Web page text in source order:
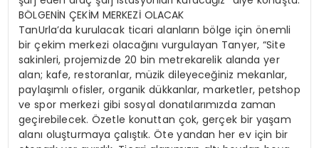
BÖLGENİN ÇEKİM MERKEZİ OLACAK
TanUrla’da kurulacak ticari alanların bölge için önemli
bir çekim merkezi olacağını vurgulayan Tanyer, “Site
sakinleri, projemizde 20 bin metrekarelik alanda yer
alan; kafe, restoranlar, müzik dileyeceğiniz mekanlar,
paylaşımlı ofisler, organik dükkanlar, marketler, petshop
ve spor merkezi gibi sosyal donatılarımızda zaman
geçirebilecek. Özetle konuttan çok, gerçek bir yaşam
alanı oluşturmaya çalıştık. Öte yandan her ev için bir